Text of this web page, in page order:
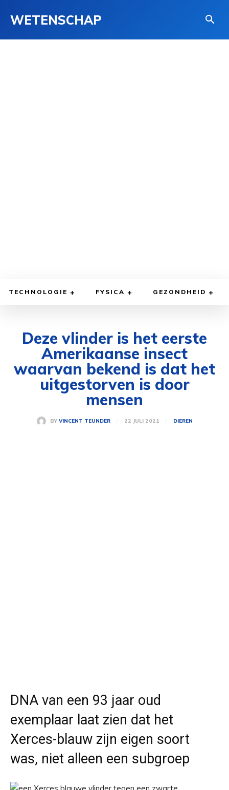
WETENSCHAP
TECHNOLOGIE FYSICA GEZONDHEID
Deze vlinder is het eerste
Amerikaanse insect
waarvan bekend is dat het
uitgestorven is door
mensen
BY VINCENT TEUNDER 22 JULI 2021 DIEREN
DNA van een 93 jaar oud
exemplaar laat zien dat het
Xerces-blauw zijn eigen soort
was, niet alleen een subgroep